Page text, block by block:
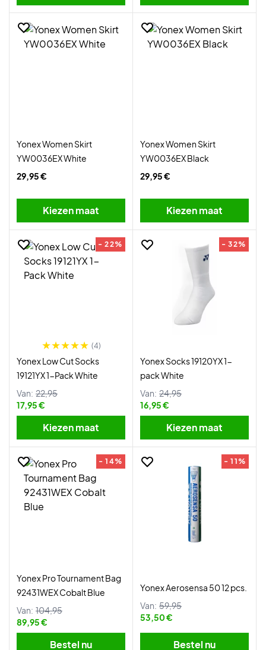
Yonex Women Skirt
YW0036EX White
29,95 €
Kiezen maat
Yonex Women Skirt
YW0036EX Black
29,95 €
Kiezen maat
- 22%
(4)
Yonex Low Cut Socks
19121YX 1-Pack White
Van: 22,95
17,95 €
Kiezen maat
- 32%
Yonex Socks 19120YX 1-
pack White
Van: 24,95
16,95 €
Kiezen maat
- 14%
Yonex Pro Tournament Bag
92431WEX Cobalt Blue
Van: 104,95
89,95 €
Bestel nu
- 11%
Yonex Aerosensa 50 12 pcs.
Van: 59,95
53,50 €
Bestel nu